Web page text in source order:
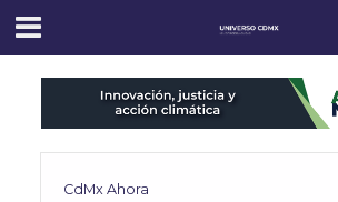
CdMx Ahora